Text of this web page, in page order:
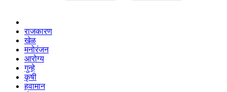
राजकारण
खेळ
मनोरंजन
आरोग्य
गुन्हे
कृषी
हवामान